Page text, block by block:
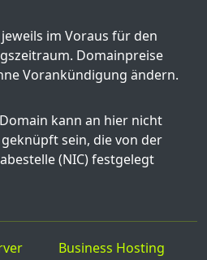
im Voraus für den
Domainpreise
Vorankündigung ändern.
kann an hier nicht
sein, die von der
(NIC) festgelegt
Business Hosting